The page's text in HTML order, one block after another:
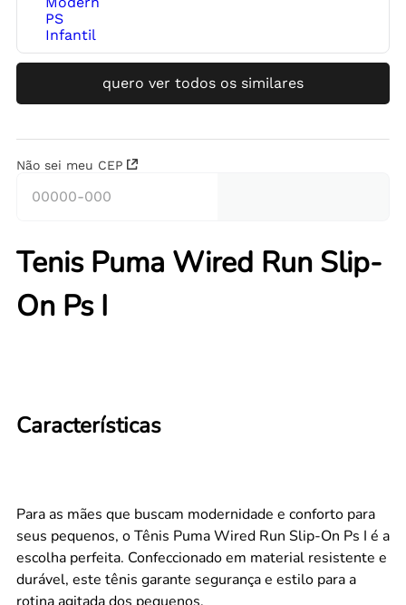
quero ver todos os similares
Não sei meu CEP
Tenis Puma Wired Run Slip-
On Ps I
Características
Para as mães que buscam modernidade e conforto para
seus pequenos, o Tênis Puma Wired Run Slip-On Ps I é a
escolha perfeita. Confeccionado em material resistente e
durável, este tênis garante segurança e estilo para a